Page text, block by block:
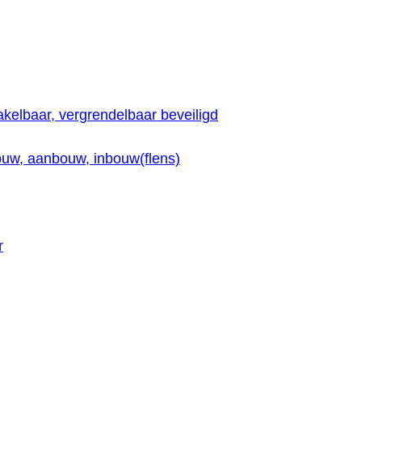
vergrendelbaar beveiligd
aanbouw, inbouw(flens)